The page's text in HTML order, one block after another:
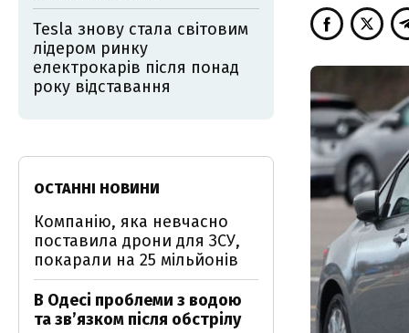
Tesla знову стала світовим
лідером ринку
електрокарів після понад
року відставання
ОСТАННІ НОВИНИ
Компанію, яка невчасно
поставила дрони для ЗСУ,
покарали на 25 мільйонів
В Одесі проблеми з водою
та звʼязком після обстрілу